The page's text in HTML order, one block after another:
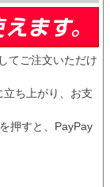
てご注文いただけ
ち上がり、お支
押すと、PayPay